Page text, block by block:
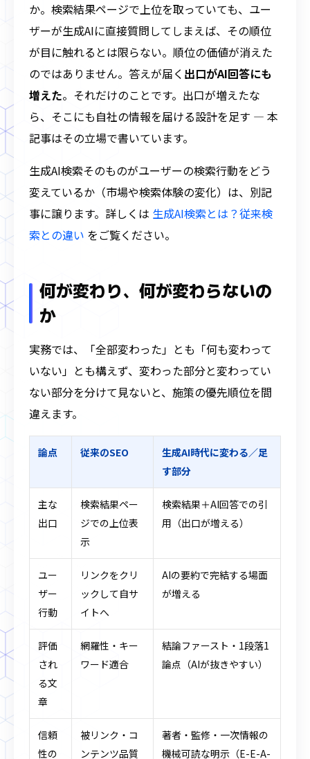
か。検索結果ページで上位を取っていても、ユー
ザーが生成AIに直接質問してしまえば、その順位
が目に触れるとは限らない。順位の価値が消えた
のではありません。答えが届く 出口がAI回答にも
増えた。それだけのことです。出口が増えたな
ら、そこにも自社の情報を届ける設計を足す ― 本
記事はその立場で書いています。
生成AI検索そのものがユーザーの検索行動をどう
変えているか（市場や検索体験の変化）は、別記
事に譲ります。詳しくは 生成AI検索とは？従来検
索との違い をご覧ください。
何が変わり、何が変わらないの
か
実務では、「全部変わった」とも「何も変わって
いない」とも構えず、変わった部分と変わってい
ない部分を分けて見ないと、施策の優先順位を間
違えます。
論点 従来のSEO
生成AI時代に変わる／足
す部分
主な
出口
検索結果ペー
ジでの上位表
示
検索結果＋AI回答での引
用（出口が増える）
ユー
ザー
行動
リンクをクリ
ックして自サ
イトへ
AIの要約で完結する場面
が増える
評価
され
る文
章
網羅性・キー
ワード適合
結論ファースト・1段落1
論点（AIが抜きやすい）
信頼
性の
被リンク・コ
ンテンツ品質
著者・監修・一次情報の
機械可読な明示（E-E-A-